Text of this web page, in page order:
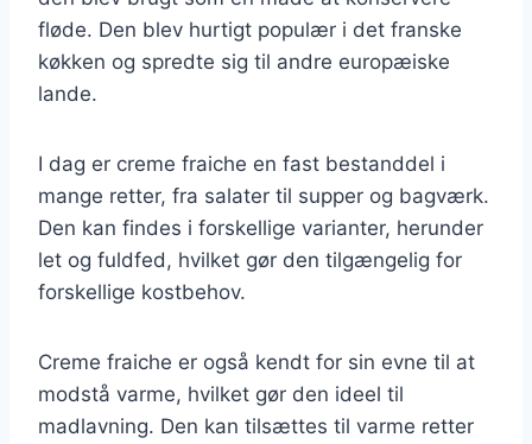
fløde. Den blev hurtigt populær i det franske
køkken og spredte sig til andre europæiske
lande.
I dag er creme fraiche en fast bestanddel i
mange retter, fra salater til supper og bagværk.
Den kan findes i forskellige varianter, herunder
let og fuldfed, hvilket gør den tilgængelig for
forskellige kostbehov.
Creme fraiche er også kendt for sin evne til at
modstå varme, hvilket gør den ideel til
madlavning. Den kan tilsættes til varme retter